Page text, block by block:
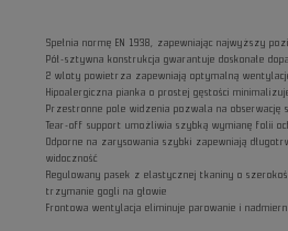
Spełnia normę EN 1938, zapewniając najwyższy
Pół-sztywna konstrukcja gwarantuje doskonałe
2 wloty powietrza zapewniają optymalną
Hipoalergiczna pianka o prostej gęstości
Przestronne pole widzenia pozwala na obserwację
Tear-off support umożliwia szybką wymianę folii
Odporne na zarysowania szybki zapewniają
widoczność
Regulowany pasek z elastycznej tkaniny o
trzymanie gogli na głowie
Frontowa wentylacja eliminuje parowanie i